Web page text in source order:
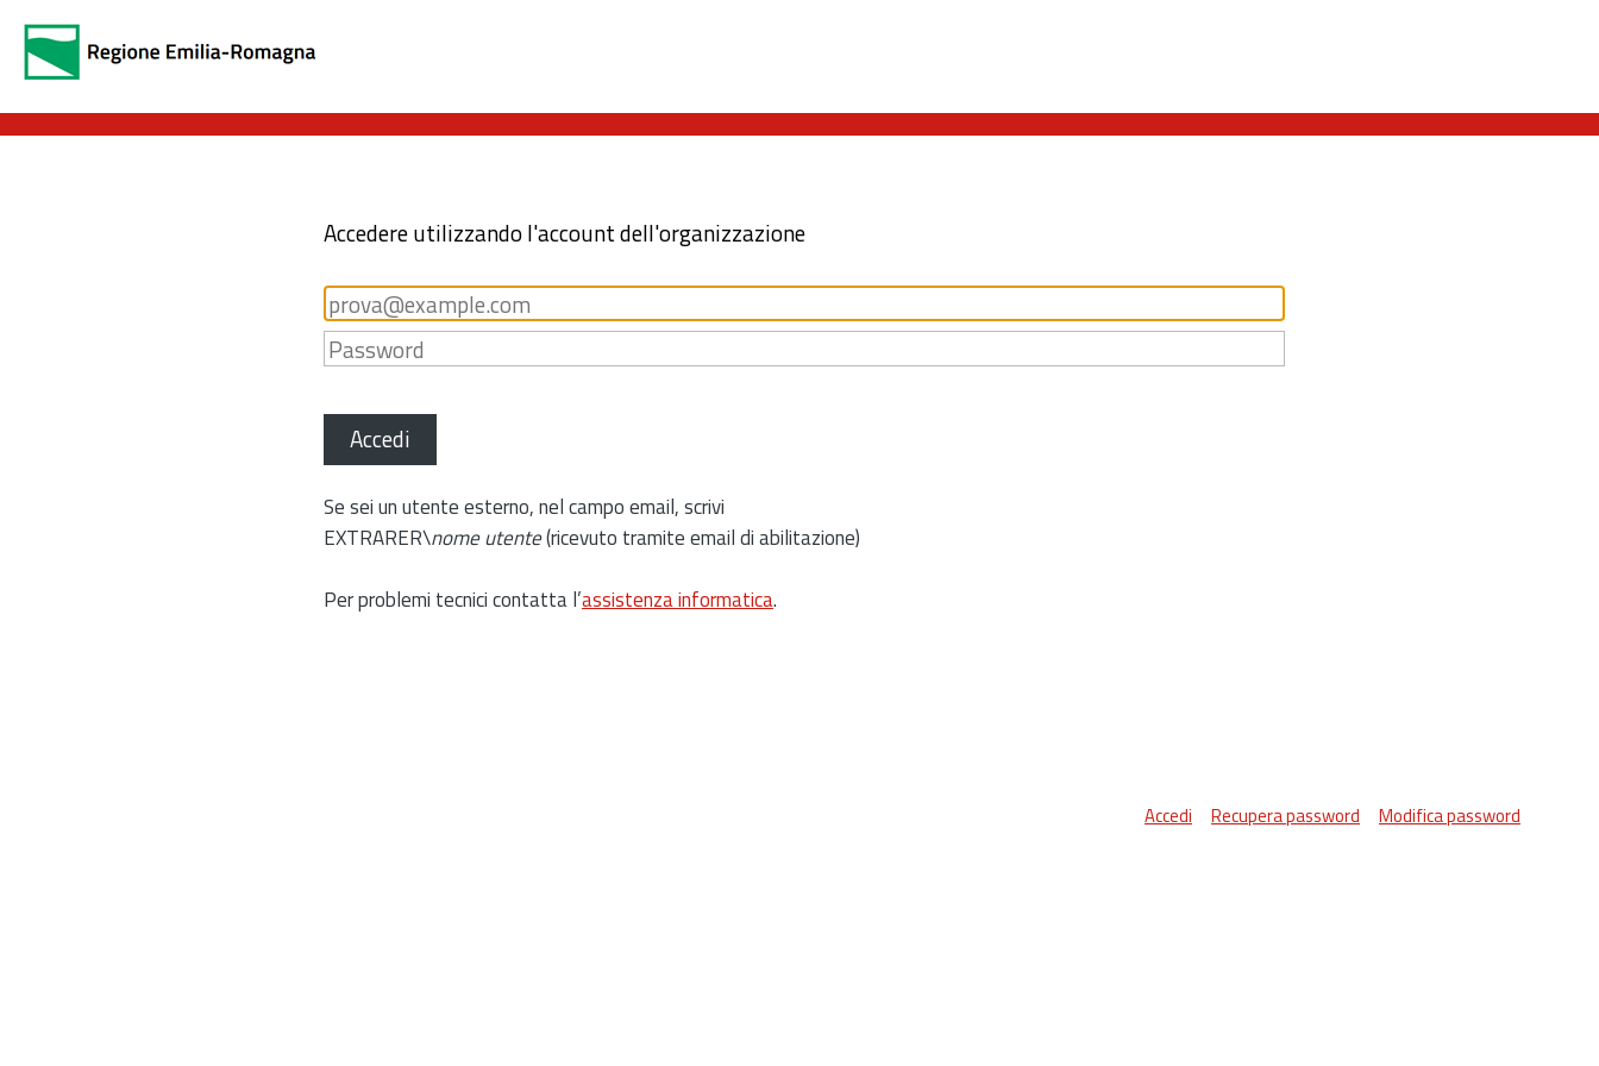
Accedere utilizzando l'account dell'organizzazione
Accedi
Se sei un utente esterno, nel campo email, scrivi
EXTRARER\nome utente(ricevuto tramite email di abilitazione)
Per problemi tecnici contatta l’assistenza informatica.
Accedi Recupera password Modifica password